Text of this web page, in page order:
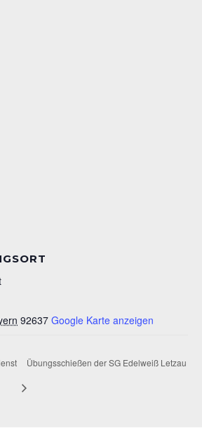
92637 Google Karte anzeigen
Übungsschießen der SG Edelweiß Letzau